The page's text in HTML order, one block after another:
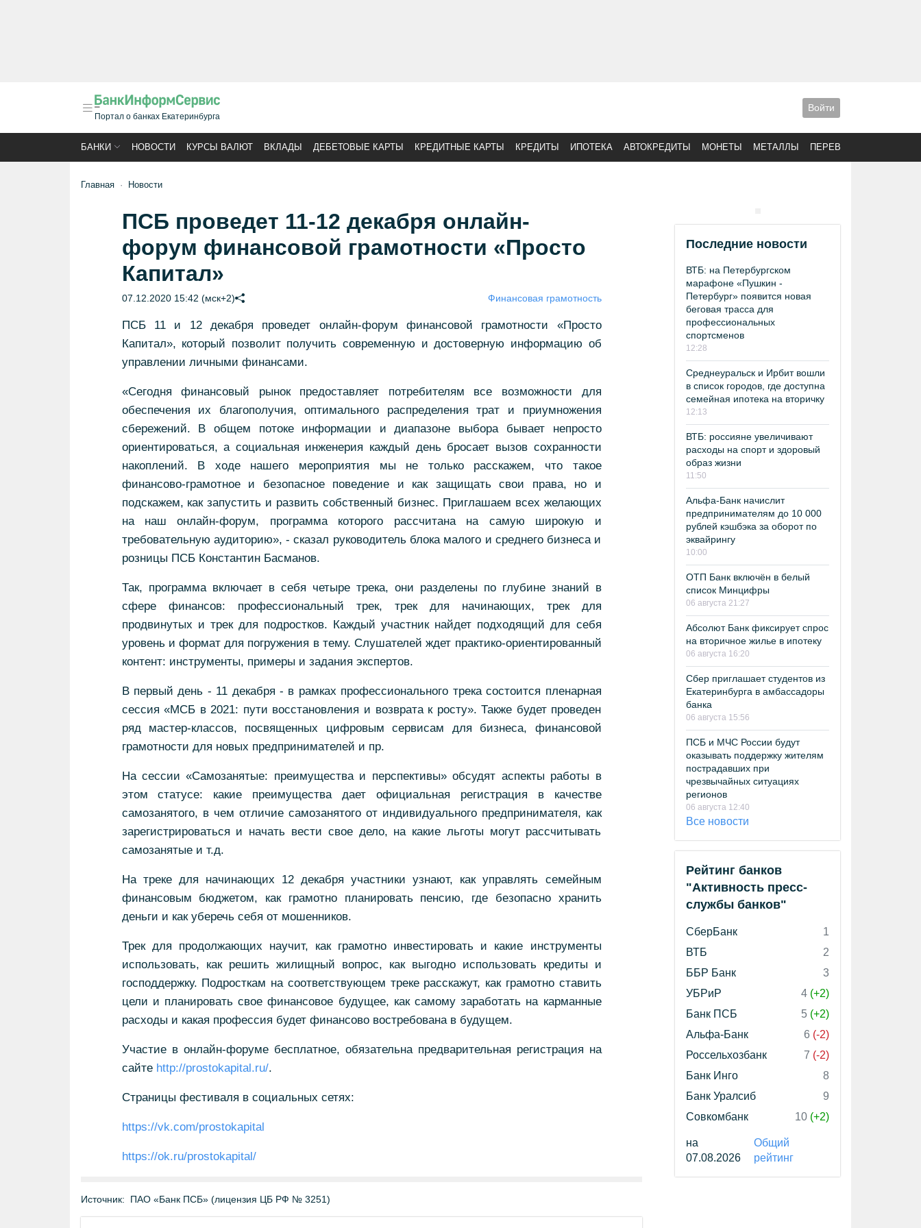
Портал о банках Екатеринбурга
Войти
БАНКИ НОВОСТИ КУРСЫ ВАЛЮТ ВКЛАДЫ ДЕБЕТОВЫЕ КАРТЫ КРЕДИТНЫЕ КАРТЫ КРЕДИТЫ ИПОТЕКА АВТОКРЕДИТЫ МОНЕТЫ МЕТАЛЛЫ ПЕРЕВОДЫ
Главная Новости
ПСБ проведет 11-12 декабря онлайн-
форум финансовой грамотности «Просто
Капитал»
07.12.2020 15:42 (мск+2) Финансовая грамотность
ПСБ 11 и 12 декабря проведет онлайн-форум финансовой грамотности «Просто
Капитал», который позволит получить современную и достоверную информацию об
управлении личными финансами.
«Сегодня финансовый рынок предоставляет потребителям все возможности для
обеспечения их благополучия, оптимального распределения трат и приумножения
сбережений. В общем потоке информации и диапазоне выбора бывает непросто
ориентироваться, а социальная инженерия каждый день бросает вызов сохранности
накоплений. В ходе нашего мероприятия мы не только расскажем, что такое
финансово-грамотное и безопасное поведение и как защищать свои права, но и
подскажем, как запустить и развить собственный бизнес. Приглашаем всех желающих
на наш онлайн-форум, программа которого рассчитана на самую широкую и
требовательную аудиторию», - сказал руководитель блока малого и среднего бизнеса и
розницы ПСБ Константин Басманов.
Так, программа включает в себя четыре трека, они разделены по глубине знаний в
сфере финансов: профессиональный трек, трек для начинающих, трек для
продвинутых и трек для подростков. Каждый участник найдет подходящий для себя
уровень и формат для погружения в тему. Слушателей ждет практико-ориентированный
контент: инструменты, примеры и задания экспертов.
В первый день - 11 декабря - в рамках профессионального трека состоится пленарная
сессия «МСБ в 2021: пути восстановления и возврата к росту». Также будет проведен
ряд мастер-классов, посвященных цифровым сервисам для бизнеса, финансовой
грамотности для новых предпринимателей и пр.
На сессии «Самозанятые: преимущества и перспективы» обсудят аспекты работы в
этом статусе: какие преимущества дает официальная регистрация в качестве
самозанятого, в чем отличие самозанятого от индивидуального предпринимателя, как
зарегистрироваться и начать вести свое дело, на какие льготы могут рассчитывать
самозанятые и т.д.
На треке для начинающих 12 декабря участники узнают, как управлять семейным
финансовым бюджетом, как грамотно планировать пенсию, где безопасно хранить
деньги и как уберечь себя от мошенников.
Трек для продолжающих научит, как грамотно инвестировать и какие инструменты
использовать, как решить жилищный вопрос, как выгодно использовать кредиты и
господдержку. Подросткам на соответствующем треке расскажут, как грамотно ставить
цели и планировать свое финансовое будущее, как самому заработать на карманные
расходы и какая профессия будет финансово востребована в будущем.
Участие в онлайн-форуме бесплатное, обязательна предварительная регистрация на
сайте http://prostokapital.ru/.
Страницы фестиваля в социальных сетях:
https://vk.com/prostokapital
https://ok.ru/prostokapital/
Источник: ПАО «Банк ПСБ» (лицензия ЦБ РФ № 3251)
Последние новости
ВТБ: на Петербургском
марафоне «Пушкин -
Петербург» появится новая
беговая трасса для
профессиональных
спортсменов
12:28
Среднеуральск и Ирбит вошли
в список городов, где доступна
семейная ипотека на вторичку
12:13
ВТБ: россияне увеличивают
расходы на спорт и здоровый
образ жизни
11:50
Альфа-Банк начислит
предпринимателям до 10 000
рублей кэшбэка за оборот по
эквайрингу
10:00
ОТП Банк включён в белый
список Минцифры
06 августа 21:27
Абсолют Банк фиксирует спрос
на вторичное жилье в ипотеку
06 августа 16:20
Сбер приглашает студентов из
Екатеринбурга в амбассадоры
банка
06 августа 15:56
ПСБ и МЧС России будут
оказывать поддержку жителям
пострадавших при
чрезвычайных ситуациях
регионов
06 августа 12:40
Все новости
Рейтинг банков
"Активность пресс-
службы банков"
СберБанк
1
ВТБ
2
ББР Банк
3
УБРиР
4 (+2)
Банк ПСБ
5 (+2)
Альфа-Банк
6 (-2)
Россельхозбанк
7 (-2)
Банк Инго
8
Банк Уралсиб
9
Совкомбанк
10 (+2)
на
07.08.2026
Общий
рейтинг